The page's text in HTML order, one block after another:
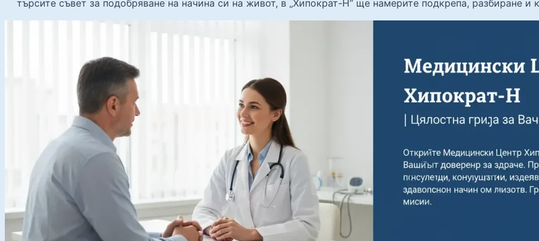
търсите съвет за подобряване на начина си на живот, в „Хипократ-Н“ ще намерите подкрепа, разбиране и